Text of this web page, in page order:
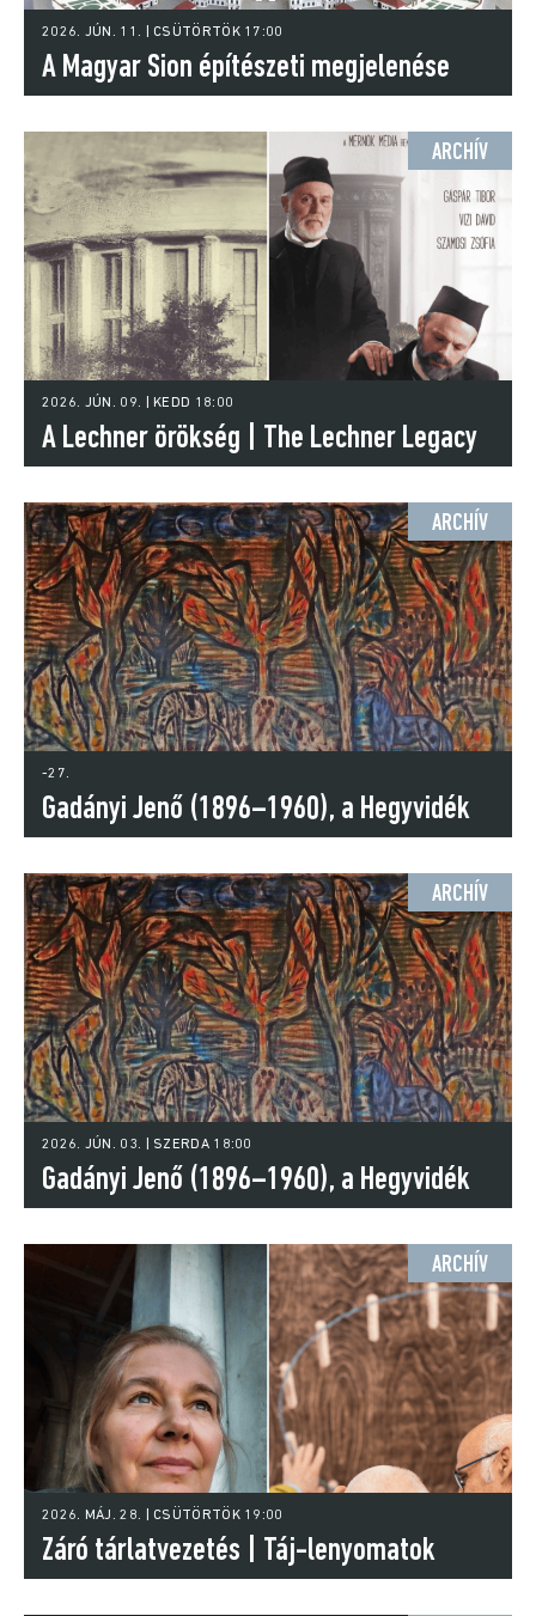
2026. JÚN. 11. | CSÜTÖRTÖK 17:00
A Magyar Sion építészeti megjelenése
kezdetén
ARCHÍV
2026. JÚN. 09. | KEDD 18:00
A Lechner örökség | The Lechner Legacy
ARCHÍV
-27.
Gadányi Jenő (1896–1960), a Hegyvidék
ARCHÍV
2026. JÚN. 03. | SZERDA 18:00
Gadányi Jenő (1896–1960), a Hegyvidék
ARCHÍV
2026. MÁJ. 28. | CSÜTÖRTÖK 19:00
Záró tárlatvezetés | Táj-lenyomatok